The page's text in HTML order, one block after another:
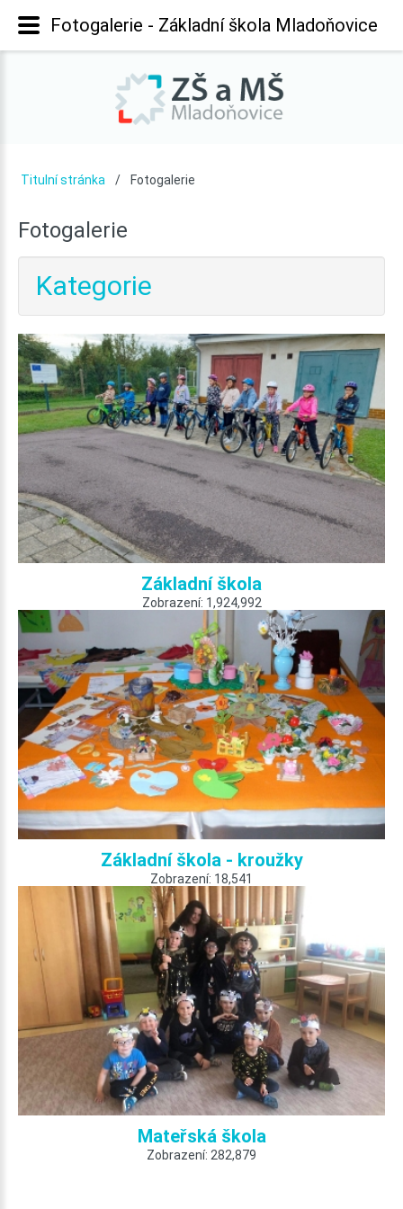
Titulní stránka Fotogalerie
Fotogalerie
Kategorie
Základní škola
Zobrazení: 1,924,992
Základní škola - kroužky
Zobrazení: 18,541
Mateřská škola
Zobrazení: 282,879
Fotogalerie - Základní škola Mladoňovice